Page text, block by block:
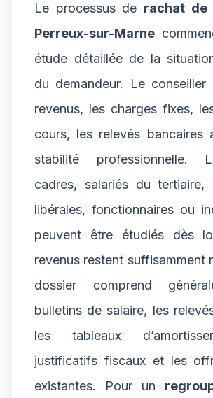
Le processus de rachat de
Perreux-sur-Marne
étude détaillée de la
du demandeur. Le conseiller
revenus, les charges fixes,
cours, les relevés bancaires
stabilité professionnelle.
cadres, salariés du tertiaire,
libérales, fonctionnaires ou
peuvent être étudiés dès
revenus restent suffisamment
dossier comprend
bulletins de salaire, les
les tableaux
justificatifs fiscaux et les
existantes. Pour un